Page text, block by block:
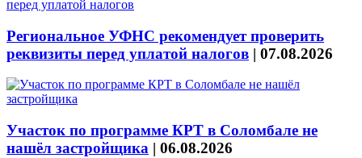
Региональное УФНС рекомендует проверить
реквизиты перед уплатой налогов | 07.08.2026
Участок по программе КРТ в Соломбале не
нашёл застройщика | 06.08.2026